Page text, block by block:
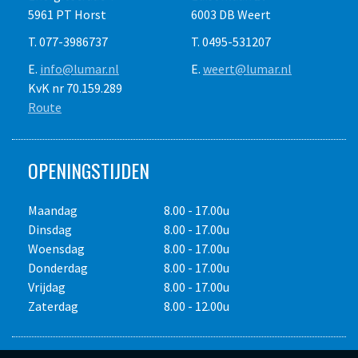
Info volgens opgave fabrikant.
Alle bedragen zijn in euro's en exclusief transport, e.v.t.
brandstofverbruik, diamantslijtage of slijpkosten,
Dagprijs maximaal acht draaiuren, weekprijs maximaal
eigen risico. Het is de verplichting van de
voorwaarden op aanvraag.
5961 PT Horst
T. 077-3986737
E. info@lumar.nl
6003 DB Weert
T. 0495-531207
E. weert@lumar.nl
KvK nr 70.159.289
Route
OPENINGSTIJDEN
Maandag
Dinsdag
Woensdag
Donderdag
Vrijdag
Zaterdag
8.00 - 17.00u
8.00 - 17.00u
8.00 - 17.00u
8.00 - 17.00u
8.00 - 17.00u
8.00 - 12.00u